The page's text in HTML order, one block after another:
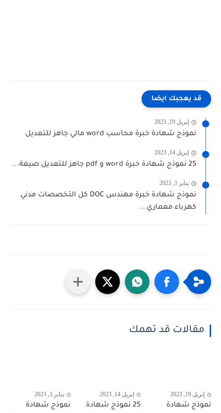
قد يعجبك ايضا
إبريل 19, 2023
نموذج شهادة خبرة محاسب word مالي جاهز للتعديل
إبريل 14, 2023
25 نموذج شهادة خبرة word و pdf جاهز للتعديل صيغة...
يناير 3, 2023
نموذج شهادة خبرة مهندس DOC كل التخصصات مدني
كهرباء معماري...
مقالات قد تهمك
إبريل 19, 2023
نموذج شهادة
إبريل 14, 2023
25 نموذج شهادة
يناير 3, 2023
نموذج شهادة